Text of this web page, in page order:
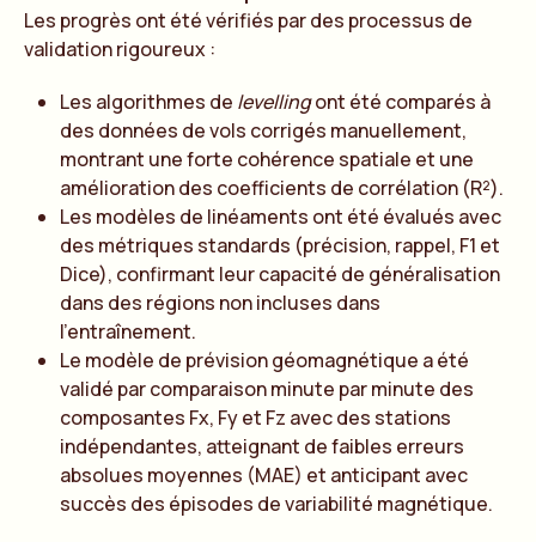
Les progrès ont été vérifiés par des processus de
validation rigoureux :
Les algorithmes de levellingont été comparés à
des données de vols corrigés manuellement,
montrant une forte cohérence spatiale et une
amélioration des coefficients de corrélation (R²).
Les modèles de linéaments ont été évalués avec
des métriques standards (précision, rappel, F1 et
Dice), confirmant leur capacité de généralisation
dans des régions non incluses dans
l’entraînement.
Le modèle de prévision géomagnétique a été
validé par comparaison minute par minute des
composantes Fx, Fy et Fz avec des stations
indépendantes, atteignant de faibles erreurs
absolues moyennes (MAE) et anticipant avec
succès des épisodes de variabilité magnétique.